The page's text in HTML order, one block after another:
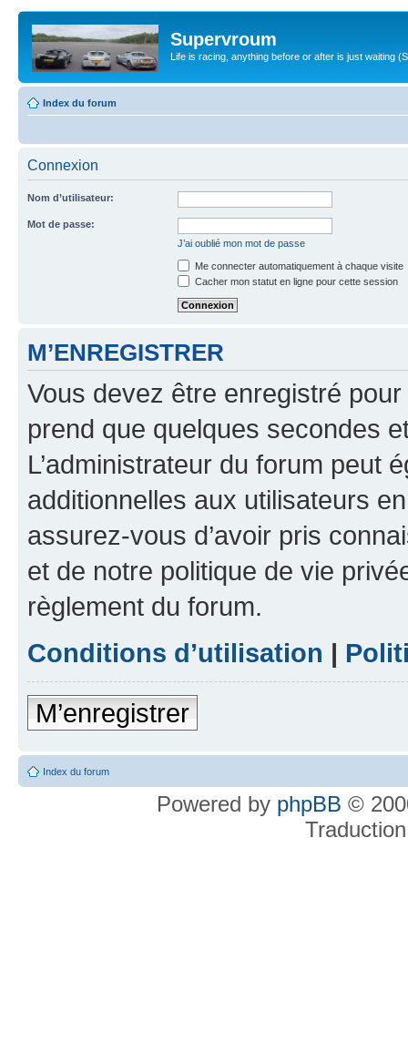
Supervroum
Life is racing, anything before or after is just waiting
Index du forum
Connexion
Nom d’utilisateur:
Mot de passe:
J’ai oublié mon mot de passe
Me connecter automatiquement à chaque visite
Cacher mon statut en ligne pour cette session
M’ENREGISTRER
Vous devez être enregistré
prend que quelques secondes
L’administrateur du forum peut
additionnelles aux utilisateurs
assurez-vous d’avoir pris
et de notre politique de vie
règlement du forum.
Conditions d’utilisation |
M’enregistrer
Index du forum
Powered by phpBB ©